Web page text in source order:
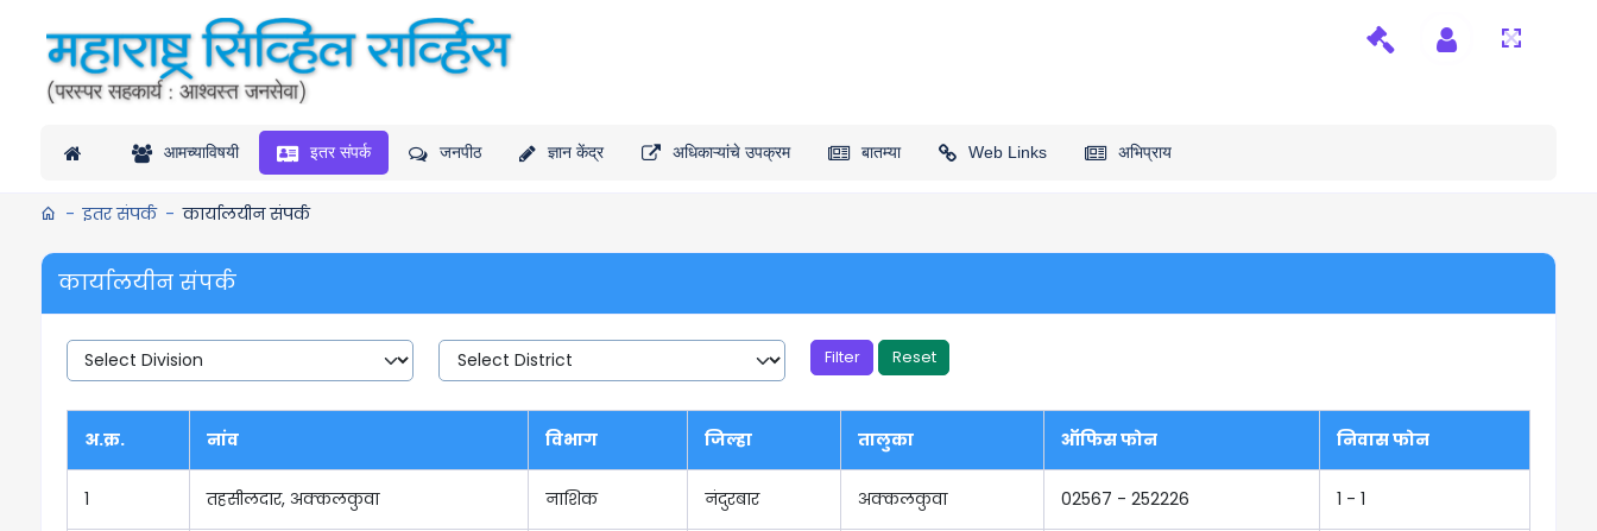
आमच्याविषयी इतर संपर्क जनपीठ ज्ञान केंद्र अधिकाऱ्यांचे उपक्रम बातम्या Web Links अभिप्राय
इतर संपर्क कार्यालयीन संपर्क
कार्यालयीन संपर्क
Reset
अ.क्र. नांव विभाग जिल्हा तालुका ऑफिस फोन निवास फोन
1 तहसीलदार, अक्कलकुवा नाशिक नंदुरबार अक्कलकुवा 02567 - 252226 1 - 1